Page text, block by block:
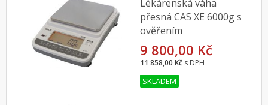
Lékárenská váha
přesná CAS XE 6000g s
ověřením
9 800,00 Kč
11 858,00 Kč s DPH
SKLADEM